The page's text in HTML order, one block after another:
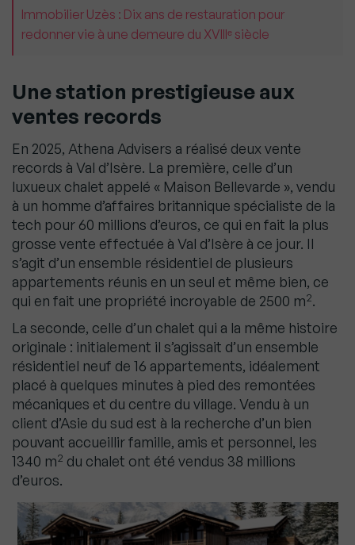
Immobilier Uzès : Dix ans de restauration pour
redonner vie à une demeure du XVIIIᵉ siècle
Une station prestigieuse aux
ventes records
En 2025, Athena Advisers a réalisé deux vente
records à Val d’Isère. La première, celle d’un
luxueux chalet appelé « Maison Bellevarde », vendu
à un homme d’affaires britannique spécialiste de la
tech pour 60 millions d’euros, ce qui en fait la plus
grosse vente effectuée à Val d’Isère à ce jour. Il
s’agit d’un ensemble résidentiel de plusieurs
appartements réunis en un seul et même bien, ce
qui en fait une propriété incroyable de 2500 m2.
La seconde, celle d’un chalet qui a la même histoire
originale : initialement il s’agissait d’un ensemble
résidentiel neuf de 16 appartements, idéalement
placé à quelques minutes à pied des remontées
mécaniques et du centre du village. Vendu à un
client d’Asie du sud est à la recherche d’un bien
pouvant accueillir famille, amis et personnel, les
1340 m2 du chalet ont été vendus 38 millions
d’euros.